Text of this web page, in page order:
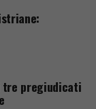
tre pregiudicati